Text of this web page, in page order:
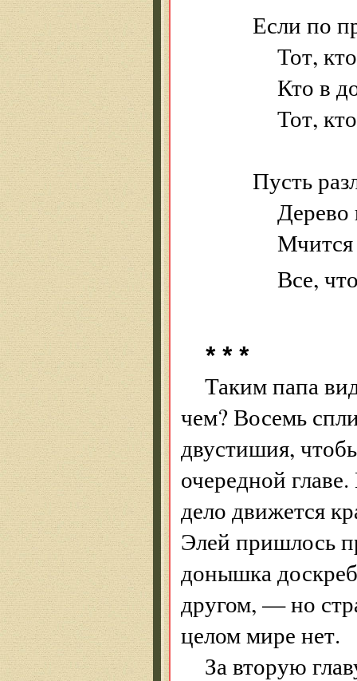
Если по
Тот, кто
Кто в
Тот, кто
Пусть
Дерево
Мчится
Все, что
* * *
Таким папа
чем? Восемь
двустишия,
очередной
дело движется
Элей пришлось
донышка
другом, — но
целом мире нет.
За вторую